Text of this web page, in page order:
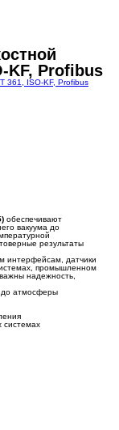
KF, Profibus
обеспечивают
вакуума до
результаты
интерфейсам, датчики
промышленном
надежность,
до атмосферы
системах